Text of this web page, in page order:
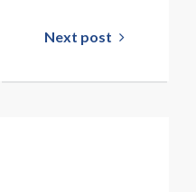
Next post